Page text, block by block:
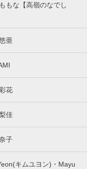
もな【高嶺のなでし
亜
花
佳
子
キムユヨン)・Mayu